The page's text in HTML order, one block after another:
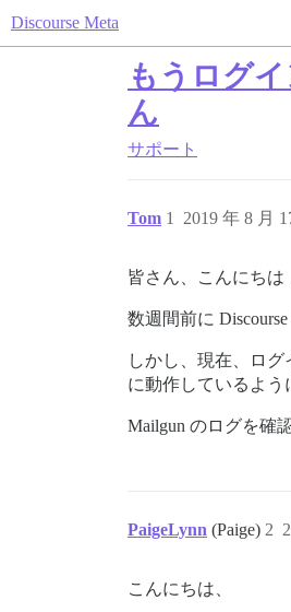
Discourse Meta
もうログ
ん
サポート
Tom 2019 年 8 月
1
皆さん、こんにちは
数週間前に
しかし、現在、ロ
に動作しているよう
Mailgun のログを確
PaigeLynn (Paige) 2
こんにちは、